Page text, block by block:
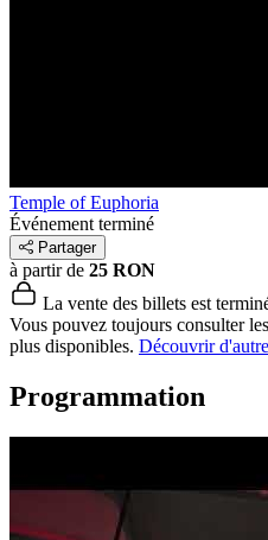
Temple of Euphoria
Événement terminé
Partager
à partir de 25 RON
La vente des billets est
Vous pouvez toujours consulter
plus disponibles. Découvrir
Programmation